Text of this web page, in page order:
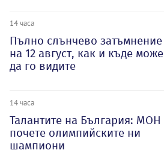
14 часа
Пълно слънчево затъмнение
на 12 август, как и къде може
да го видите
14 часа
Талантите на България: МОН
почете олимпийските ни
шампиони